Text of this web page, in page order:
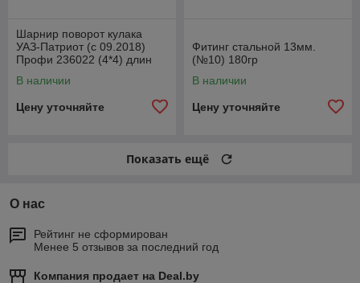
Шарнир поворот кулака
УАЗ-Патриот (с 09.2018)
Профи 236022 (4*4) длин
2360222304061
В наличии
Цену уточняйте
Фитинг стальной 13мм.
(№10) 180гр
В наличии
Цену уточняйте
Показать ещё
О нас
Рейтинг не сформирован
Менее 5 отзывов за последний год
Компания продает на Deal.by